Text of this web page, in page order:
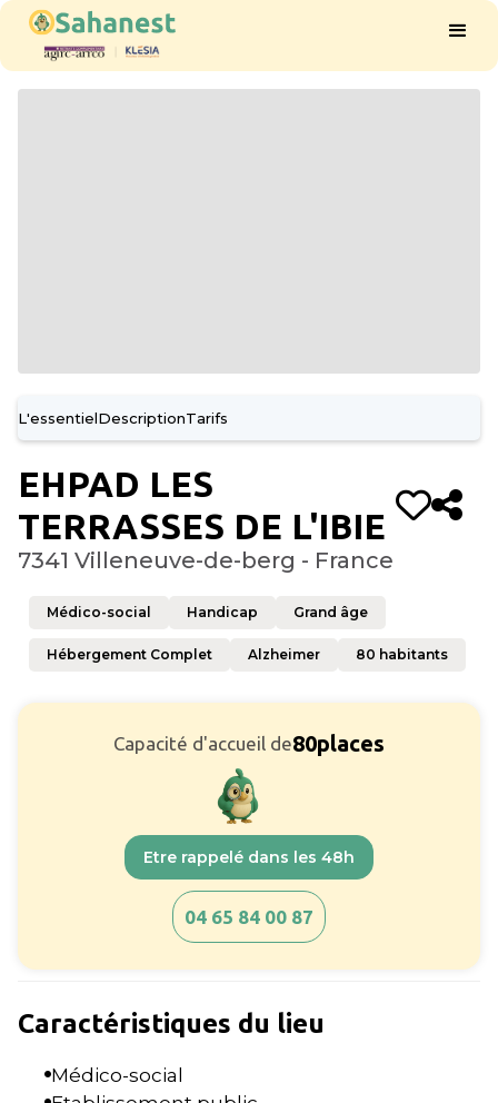
L'essentielDescriptionTarifs
EHPAD LES
TERRASSES DE L'IBIE
7341 Villeneuve-de-berg - France
Médico-social Handicap Grand âge
Hébergement Complet Alzheimer 80 habitants
Capacité d'accueil de80places
Etre rappelé dans les 48h
04 65 84 00 87
Caractéristiques du lieu
Médico-social